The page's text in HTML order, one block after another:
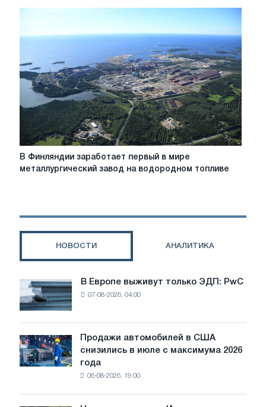
завода
Лулео
В
мире
В Финляндии заработает первый в мире
металлургический завод на водородном топливе
НОВОСТИ АНАЛИТИКА
Европе
выживут
только
ЭДП:
PwC
В Европе выживут только ЭДП: PwC
07-08-2026, 04:00
Продажи
автомобилей
в
Продажи автомобилей в США
снизились в июле с максимума 2026
года
06-08-2026, 19:00